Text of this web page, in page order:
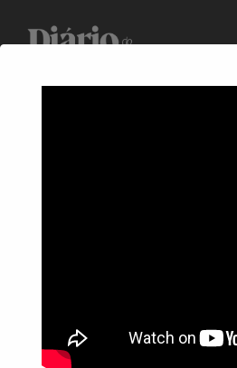
WhatsApp: (17) 99268-0565